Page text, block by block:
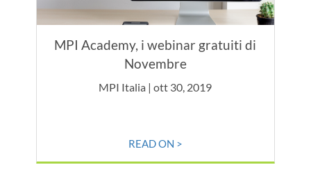
MPI Academy, i webinar gratuiti di
Novembre
MPI Italia | ott 30, 2019
READ ON >